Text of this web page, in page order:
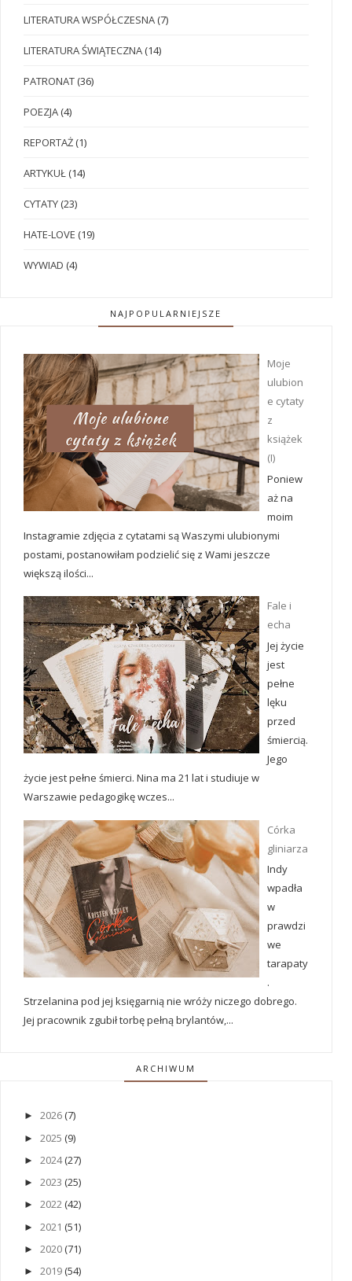
LITERATURA WSPÓŁCZESNA (7)
LITERATURA ŚWIĄTECZNA (14)
PATRONAT (36)
POEZJA (4)
REPORTAŻ (1)
ARTYKUŁ (14)
CYTATY (23)
HATE-LOVE (19)
WYWIAD (4)
NAJPOPULARNIEJSZE
Moje
ulubion
e cytaty
z
książek
(I)
Poniew
aż na
moim
Instagramie zdjęcia z cytatami są Waszymi ulubionymi
postami, postanowiłam podzielić się z Wami jeszcze
większą ilości...
Fale i
echa
Jej życie
jest
pełne
lęku
przed
śmiercią.
Jego
życie jest pełne śmierci. Nina ma 21 lat i studiuje w
Warszawie pedagogikę wczes...
Córka
gliniarza
Indy
wpadła
w
prawdzi
we
tarapaty
.
Strzelanina pod jej księgarnią nie wróży niczego dobrego.
Jej pracownik zgubił torbę pełną brylantów,...
ARCHIWUM
► 2026 (7)
► 2025 (9)
► 2024(27)
► 2023 (25)
► 2022 (42)
► 2021 (51)
► 2020 (71)
► 2019 (54)